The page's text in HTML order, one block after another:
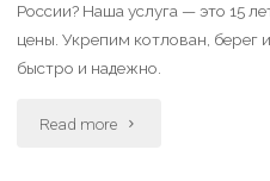
России? Наша услуга — это 15
цены. Укрепим котлован,
быстро и надежно.
Read more